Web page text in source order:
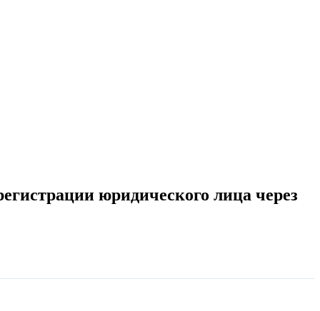
юридического лица через